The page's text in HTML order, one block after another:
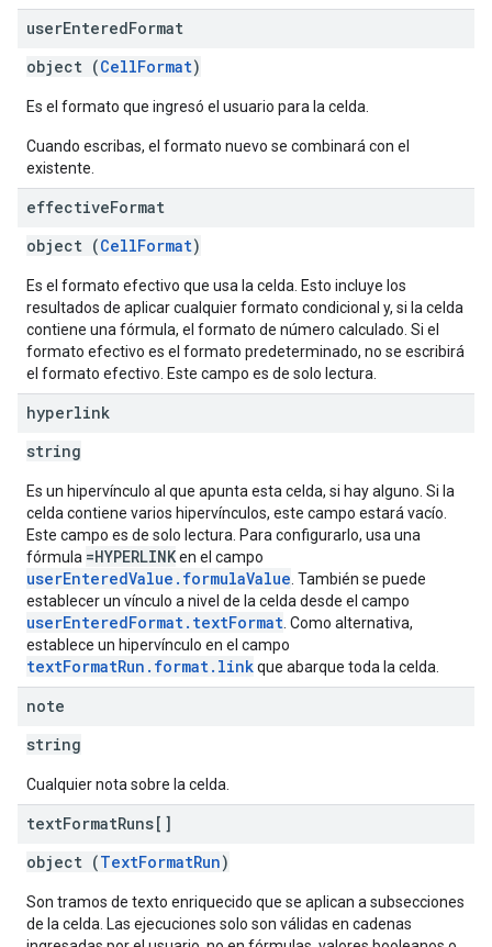
userEnteredFormat
object (CellFormat)
Es el formato que ingresó el usuario para la celda.
Cuando escribas, el formato nuevo se combinará con el
existente.
effectiveFormat
object (CellFormat)
Es el formato efectivo que usa la celda. Esto incluye los
resultados de aplicar cualquier formato condicional y, si la celda
contiene una fórmula, el formato de número calculado. Si el
formato efectivo es el formato predeterminado, no se escribirá
el formato efectivo. Este campo es de solo lectura.
hyperlink
string
Es un hipervínculo al que apunta esta celda, si hay alguno. Si la
celda contiene varios hipervínculos, este campo estará vacío.
Este campo es de solo lectura. Para configurarlo, usa una
fórmula =HYPERLINKen el campo
userEnteredValue.formulaValue . También se puede
establecer un vínculo a nivel de la celda desde el campo
userEnteredFormat.textFormat . Como alternativa,
establece un hipervínculo en el campo
textFormatRun.format.linkque abarque toda la celda.
note
string
Cualquier nota sobre la celda.
textFormatRuns[]
object (TextFormatRun)
Son tramos de texto enriquecido que se aplican a subsecciones
de la celda. Las ejecuciones solo son válidas en cadenas